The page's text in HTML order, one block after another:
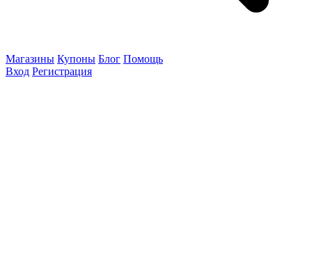
Магазины Купоны Блог Помощь
Вход Регистрация